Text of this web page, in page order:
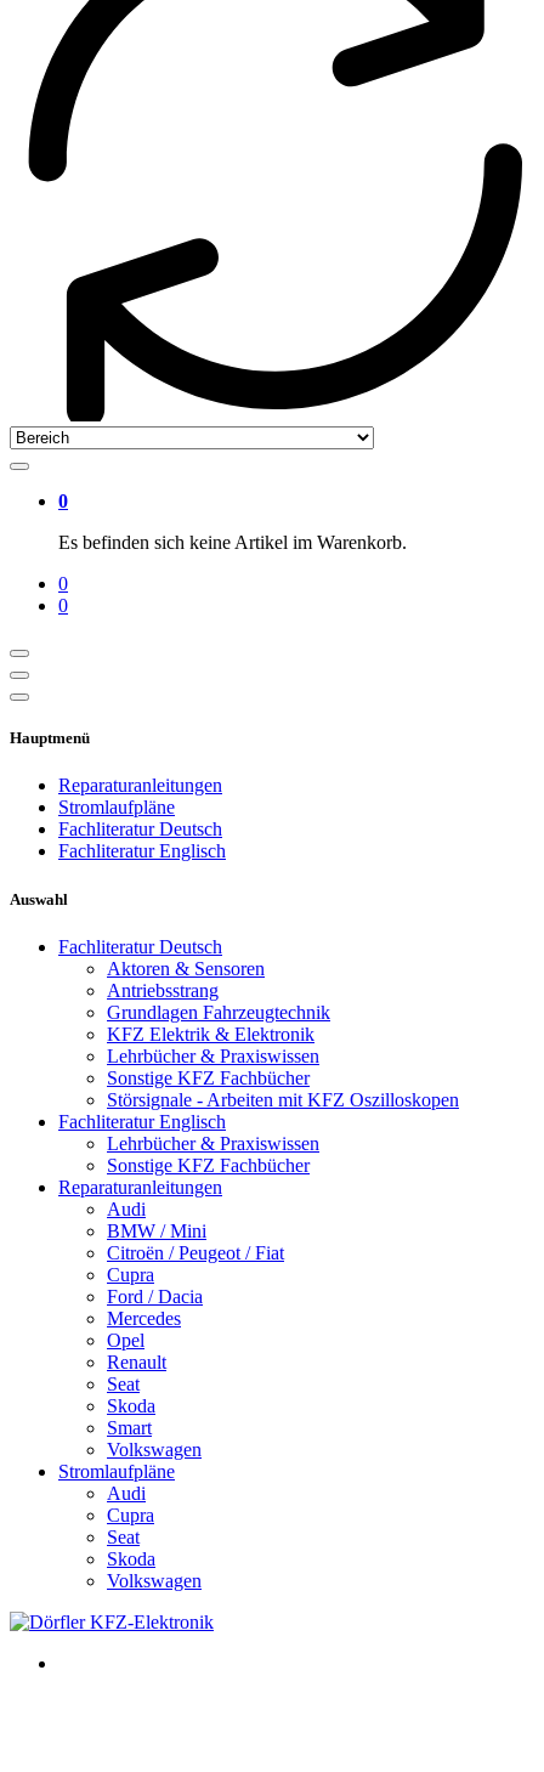
0
Es befinden sich keine Artikel im Warenkorb.
0
0
Hauptmenü
Reparaturanleitungen
Stromlaufpläne
Fachliteratur Deutsch
Fachliteratur Englisch
Auswahl
Fachliteratur Deutsch
Aktoren & Sensoren
Antriebsstrang
Grundlagen Fahrzeugtechnik
KFZ Elektrik & Elektronik
Lehrbücher & Praxiswissen
Sonstige KFZ Fachbücher
Störsignale - Arbeiten mit KFZ Oszilloskopen
Fachliteratur Englisch
Lehrbücher & Praxiswissen
Sonstige KFZ Fachbücher
Reparaturanleitungen
Audi
BMW / Mini
Citroën / Peugeot / Fiat
Cupra
Ford / Dacia
Mercedes
Opel
Renault
Seat
Skoda
Smart
Volkswagen
Stromlaufpläne
Audi
Cupra
Seat
Skoda
Volkswagen